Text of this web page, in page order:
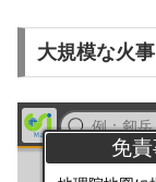
大規模な火事